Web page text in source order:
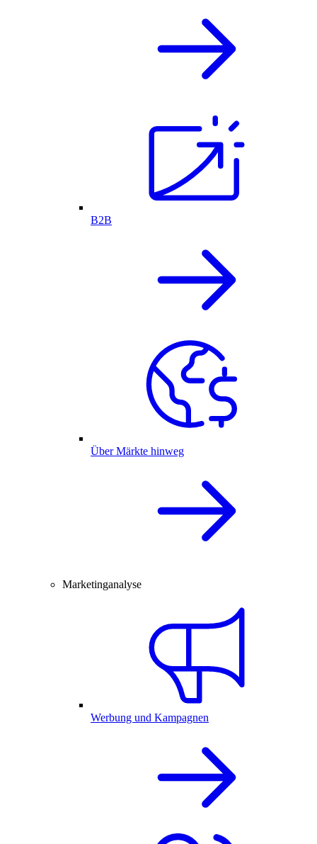
B2B
Über Märkte hinweg
Marketinganalyse
Werbung und Kampagnen